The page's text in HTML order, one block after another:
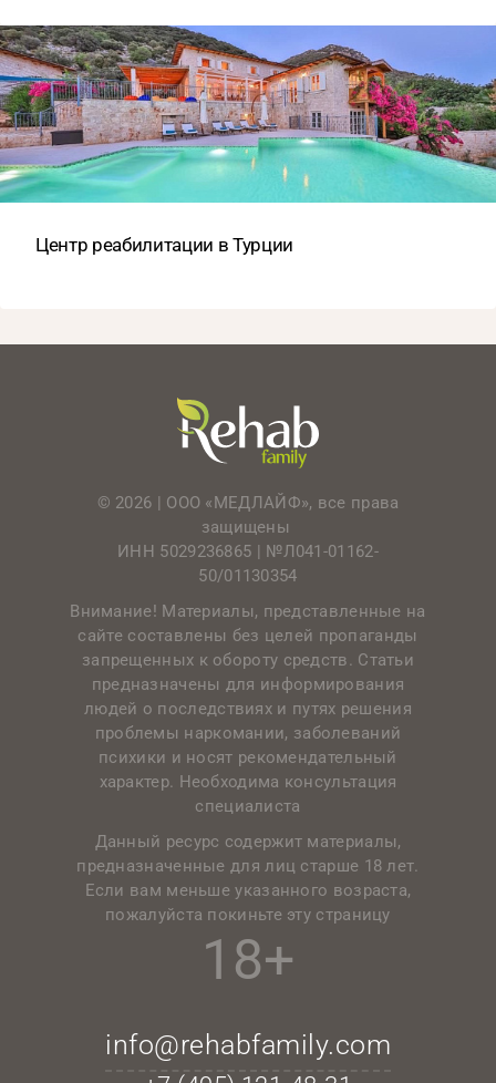
Центр реабилитации в Турции
© 2026 | ООО «МЕДЛАЙФ», все права
защищены
ИНН 5029236865 | №Л041-01162-
50/01130354
Внимание! Материалы, представленные на
сайте составлены без целей пропаганды
запрещенных к обороту средств. Статьи
предназначены для информирования
людей о последствиях и путях решения
проблемы наркомании, заболеваний
психики и носят рекомендательный
характер. Необходима консультация
специалиста
Данный ресурс содержит материалы,
предназначенные для лиц старше 18 лет.
Если вам меньше указанного возраста,
пожалуйста покиньте эту страницу
18+
info@rehabfamily.com